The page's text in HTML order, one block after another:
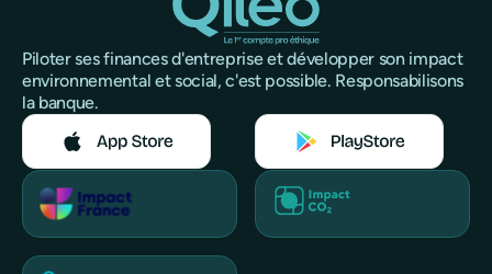
Piloter ses finances d'entreprise et développer son impact
environnemental et social, c'est possible. Responsabilisons
la banque.